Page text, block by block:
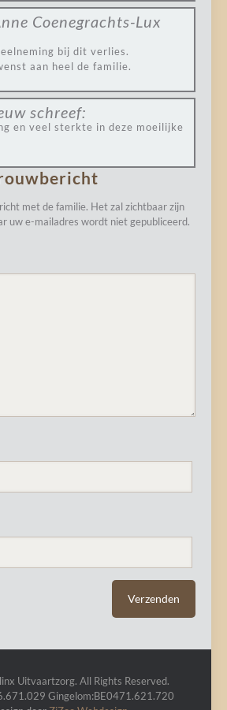
Coenegrachts-Lux
bij dit verlies.
aan heel de familie.
schreef:
en veel sterkte in deze moeilijke
met de familie. Het zal zichtbaar zijn
uw e-mailadres wordt niet gepubliceerd.
Uitvaartzorg. All Rights Reserved.
Gingelom:BE0471.621.720